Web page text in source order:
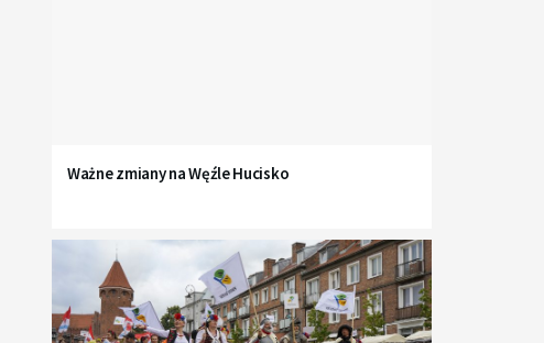
Ważne zmiany na Węźle Hucisko